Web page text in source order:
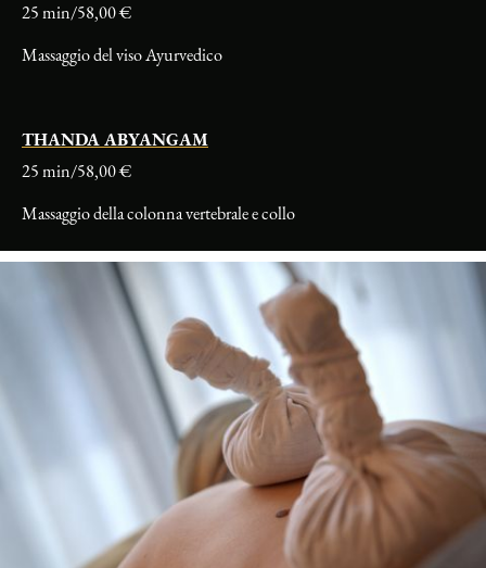
25 min/58,00 €
Massaggio del viso Ayurvedico
THANDA ABYANGAM
25 min/58,00 €
Massaggio della colonna vertebrale e collo